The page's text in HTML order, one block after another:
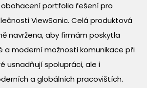
portfolia řešení pro
ViewSonic. Celá produktová
navržena, aby firmám poskytla
a moderní možnosti komunikace při
usnadňují spolupráci, ale i
a globálních pracovištích.